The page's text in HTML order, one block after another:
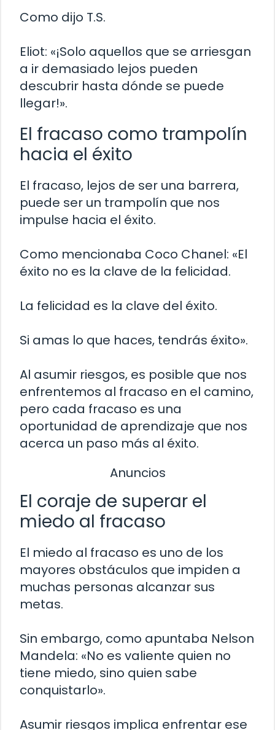
Como dijo T.S.
Eliot: «¡Solo aquellos que se arriesgan
a ir demasiado lejos pueden
descubrir hasta dónde se puede
llegar!».
El fracaso como trampolín
hacia el éxito
El fracaso, lejos de ser una barrera,
puede ser un trampolín que nos
impulse hacia el éxito.
Como mencionaba Coco Chanel: «El
éxito no es la clave de la felicidad.
La felicidad es la clave del éxito.
Si amas lo que haces, tendrás éxito».
Al asumir riesgos, es posible que nos
enfrentemos al fracaso en el camino,
pero cada fracaso es una
oportunidad de aprendizaje que nos
acerca un paso más al éxito.
Anuncios
El coraje de superar el
miedo al fracaso
El miedo al fracaso es uno de los
mayores obstáculos que impiden a
muchas personas alcanzar sus
metas.
Sin embargo, como apuntaba Nelson
Mandela: «No es valiente quien no
tiene miedo, sino quien sabe
conquistarlo».
Asumir riesgos implica enfrentar ese